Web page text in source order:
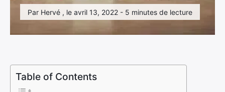
Par Hervé , le avril 13, 2022 - 5 minutes de lecture
Table of Contents
Maison
Marketing
Transport